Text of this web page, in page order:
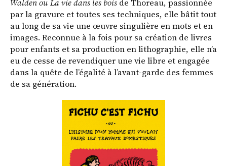
Walden ou La vie dans les bois de Thoreau, passionnée
par la ­gravure et toutes ses techniques, elle bâtit tout
au long de sa vie une œuvre singulière en mots et en
images. Reconnue à la fois pour sa création de livres
pour enfants et sa production en lithographie, elle n’a
eu de cesse de revendiquer une vie libre et engagée
dans la quête de l’égalité à l’avant-garde des femmes
de sa génération.